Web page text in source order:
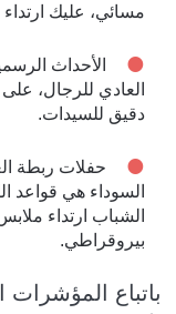
مسائي، عليك
الأحداث
العادي للرجال،
دقيق للسيدات.
حفلات ربطة
السوداء هي قواعد
الشباب ارتداء
بيروقراطي.
باتباع المؤشرات